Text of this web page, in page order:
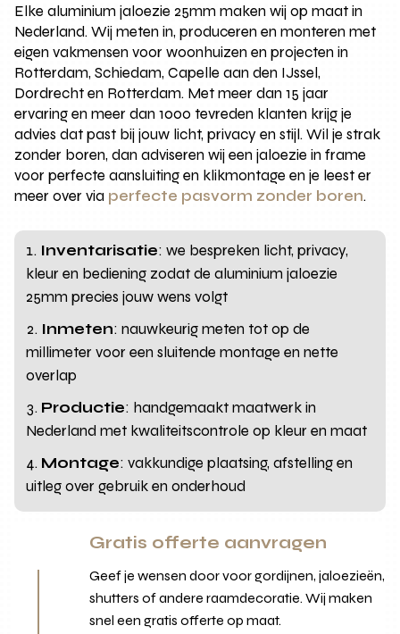
Elke aluminium jaloezie 25mm maken wij op maat in
Nederland. Wij meten in, produceren en monteren met
eigen vakmensen voor woonhuizen en projecten in
Rotterdam, Schiedam, Capelle aan den IJssel,
Dordrecht en Rotterdam. Met meer dan 15 jaar
ervaring en meer dan 1000 tevreden klanten krijg je
advies dat past bij jouw licht, privacy en stijl. Wil je strak
zonder boren, dan adviseren wij een jaloezie in frame
voor perfecte aansluiting en klikmontage en je leest er
meer over via perfecte pasvorm zonder boren.
Inventarisatie: we bespreken licht, privacy,
kleur en bediening zodat de aluminium jaloezie
25mm precies jouw wens volgt
Inmeten: nauwkeurig meten tot op de
millimeter voor een sluitende montage en nette
overlap
Productie: handgemaakt maatwerk in
Nederland met kwaliteitscontrole op kleur en maat
Montage: vakkundige plaatsing, afstelling en
uitleg over gebruik en onderhoud
Gratis offerte aanvragen
Geef je wensen door voor gordijnen, jaloezieën,
shutters of andere raamdecoratie. Wij maken
snel een gratis offerte op maat.